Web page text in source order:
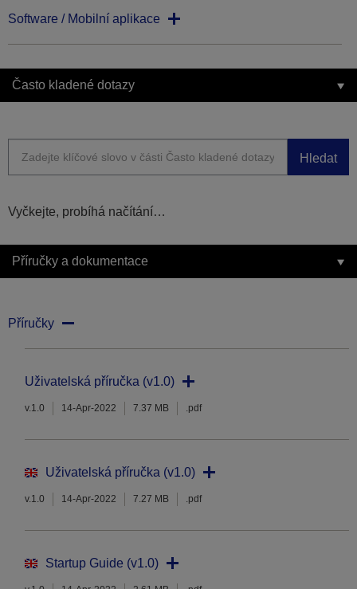
Software / Mobilní aplikace
Často kladené dotazy
Hledat
Vyčkejte, probíhá načítání…
Příručky a dokumentace
Příručky
Uživatelská příručka (v1.0)
v.1.0 14-Apr-2022 7.37 MB .pdf
Uživatelská příručka (v1.0)
v.1.0 14-Apr-2022 7.27 MB .pdf
Startup Guide (v1.0)